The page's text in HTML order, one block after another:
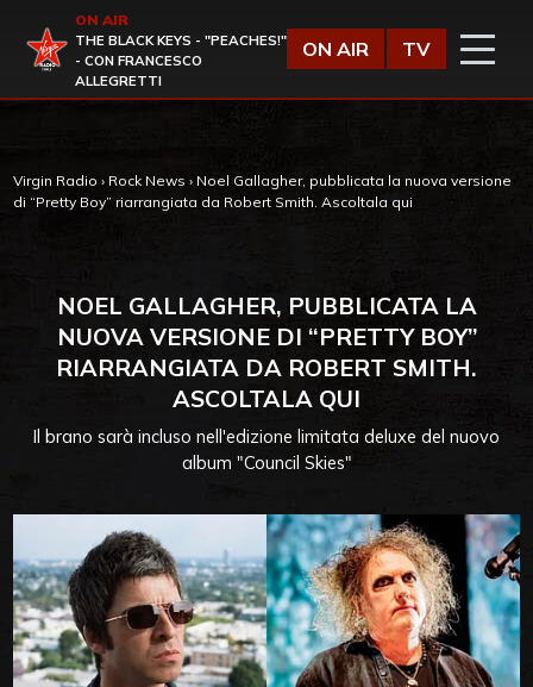
Virgin Radio
ON AIR
THE BLACK KEYS - "PEACHES!"
- CON FRANCESCO
ALLEGRETTI
ON AIR TV
Virgin Radio › Rock News › Noel Gallagher, pubblicata la nuova versione
di “Pretty Boy” riarrangiata da Robert Smith. Ascoltala qui
NOEL GALLAGHER, PUBBLICATA LA
NUOVA VERSIONE DI “PRETTY BOY”
RIARRANGIATA DA ROBERT SMITH.
ASCOLTALA QUI
Il brano sarà incluso nell'edizione limitata deluxe del nuovo
album "Council Skies"